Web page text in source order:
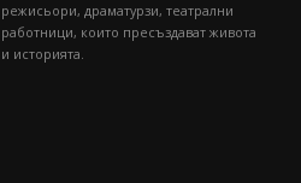
режисьори, драматурзи, театрални
работници, които пресъздават живота
и историята.